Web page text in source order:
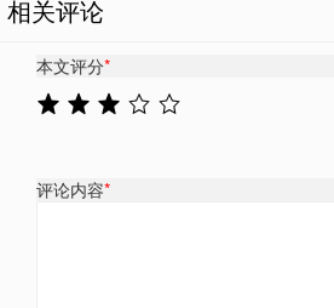
相关评论
本文评分*
评论内容*